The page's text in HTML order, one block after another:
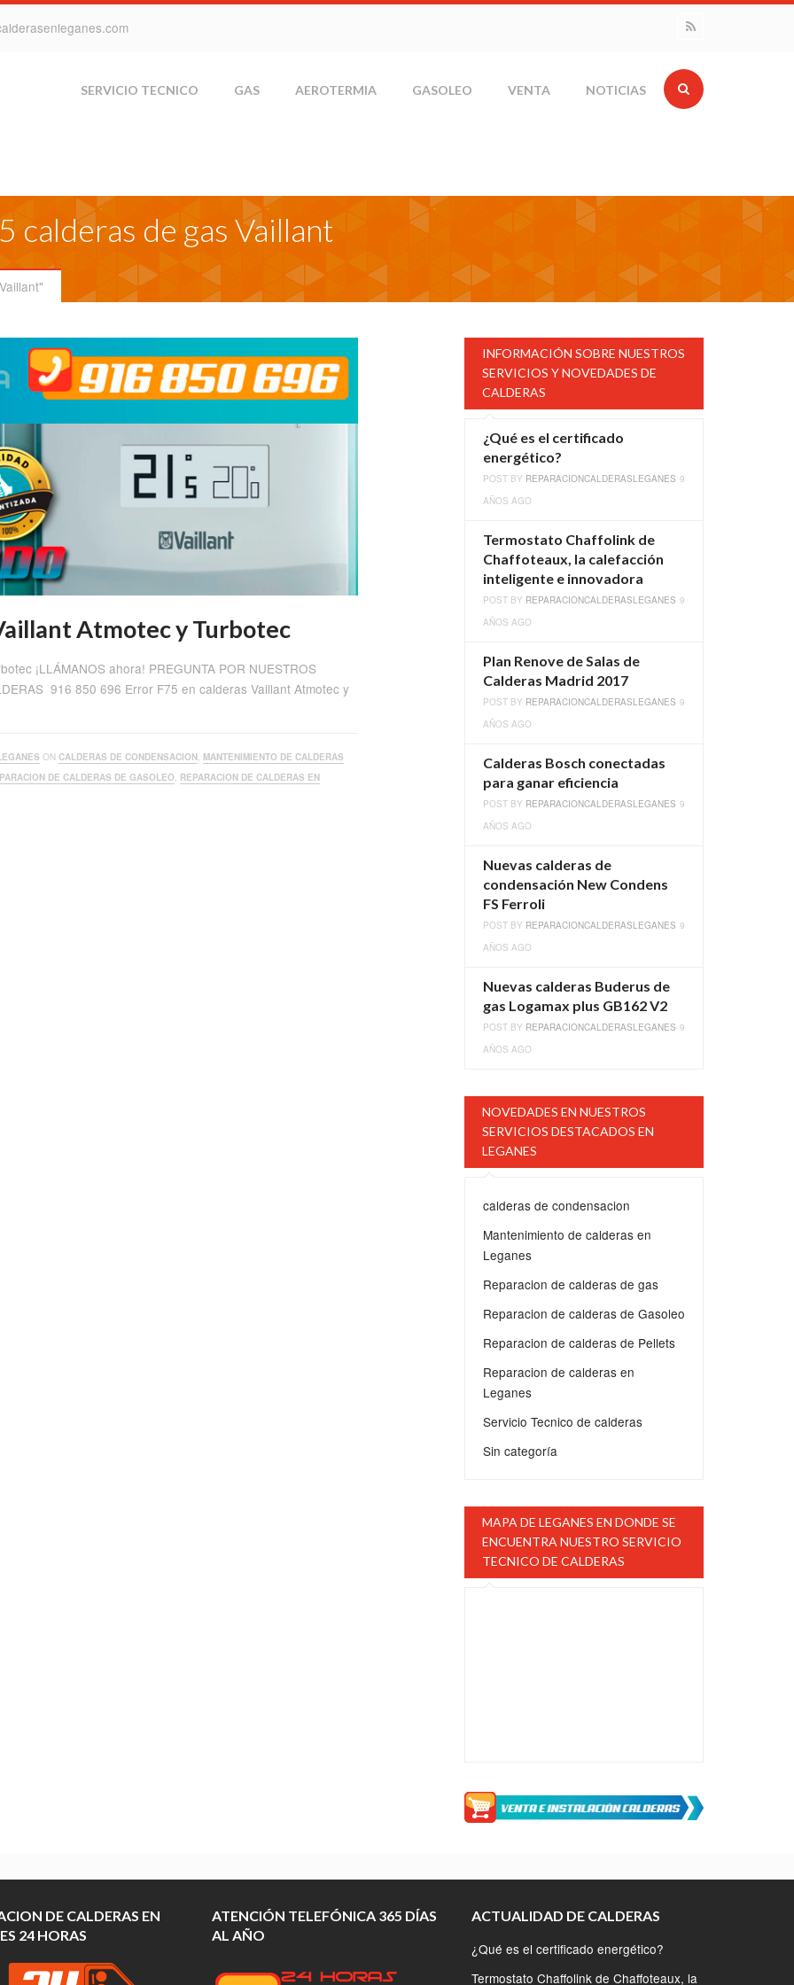
SERVICIO TECNICO GAS AEROTERMIA GASOLEO VENTA NOTICIAS
calderas de gas Vaillant
Atmotec y Turbotec
¡LLÁMANOS ahora! PREGUNTA POR NUESTROS
916 850 696 Error F75 en calderas Vaillant Atmotec y
ON CALDERAS DE CONDENSACION, MANTENIMIENTO DE CALDERAS
DE CALDERAS DE GASOLEO, REPARACION DE CALDERAS EN
INFORMACIÓN SOBRE NUESTROS
SERVICIOS Y NOVEDADES DE
CALDERAS
¿Qué es el certificado
energético?
POST BY REPARACIONCALDERASLEGANES 9
AÑOS AGO
Termostato Chaffolink de
Chaffoteaux, la calefacción
inteligente e innovadora
POST BY REPARACIONCALDERASLEGANES 9
AÑOS AGO
Plan Renove de Salas de
Calderas Madrid 2017
POST BY REPARACIONCALDERASLEGANES 9
AÑOS AGO
Calderas Bosch conectadas
para ganar eficiencia
POST BY REPARACIONCALDERASLEGANES 9
AÑOS AGO
Nuevas calderas de
condensación New Condens
FS Ferroli
POST BY REPARACIONCALDERASLEGANES 9
AÑOS AGO
Nuevas calderas Buderus de
gas Logamax plus GB162 V2
POST BY REPARACIONCALDERASLEGANES 9
AÑOS AGO
NOVEDADES EN NUESTROS
SERVICIOS DESTACADOS EN
LEGANES
calderas de condensacion
Mantenimiento de calderas en
Leganes
Reparacion de calderas de gas
Reparacion de calderas de Gasoleo
Reparacion de calderas de Pellets
Reparacion de calderas en
Leganes
Servicio Tecnico de calderas
Sin categoría
MAPA DE LEGANES EN DONDE SE
ENCUENTRA NUESTRO SERVICIO
TECNICO DE CALDERAS
DE CALDERAS EN
24 HORAS
ATENCIÓN TELEFÓNICA 365 DÍAS
AL AÑO
ACTUALIDAD DE CALDERAS
¿Qué es el certificado energético?
Termostato Chaffolink de Chaffoteaux, la